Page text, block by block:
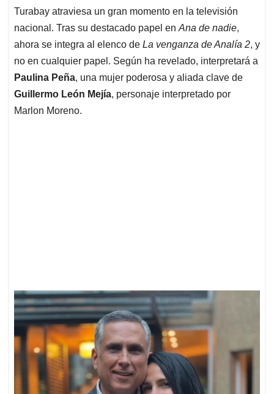
Turabay atraviesa un gran momento en la televisión
nacional. Tras su destacado papel en Ana de nadie,
ahora se integra al elenco de La venganza de Analía 2, y
no en cualquier papel. Según ha revelado, interpretará a
Paulina Peña, una mujer poderosa y aliada clave de
Guillermo León Mejía, personaje interpretado por
Marlon Moreno.